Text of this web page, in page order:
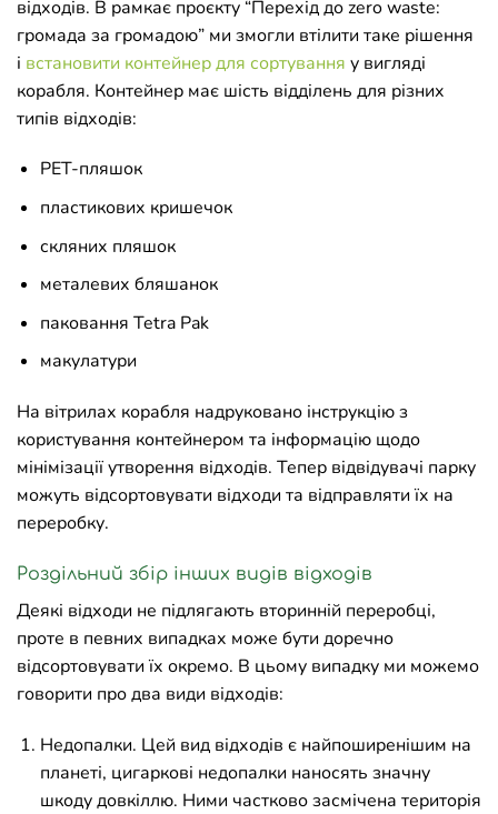
відходів. В рамкає проєкту “Перехід до zero waste:
громада за громадою” ми змогли втілити таке рішення
і встановити контейнер для сортування у вигляді
корабля. Контейнер має шість відділень для різних
типів відходів:
PET-пляшок
пластикових кришечок
скляних пляшок
металевих бляшанок
паковання Tetra Pak
макулатури
На вітрилах корабля надруковано інструкцію з
користування контейнером та інформацію щодо
мінімізації утворення відходів. Тепер відвідувачі парку
можуть відсортовувати відходи та відправляти їх на
переробку.
Роздільний збір інших видів відходів
Деякі відходи не підлягають вторинній переробці,
проте в певних випадках може бути доречно
відсортовувати їх окремо. В цьому випадку ми можемо
говорити про два види відходів:
Недопалки. Цей вид відходів є найпоширенішим на
планеті, цигаркові недопалки наносять значну
шкоду довкіллю. Ними частково засмічена територія